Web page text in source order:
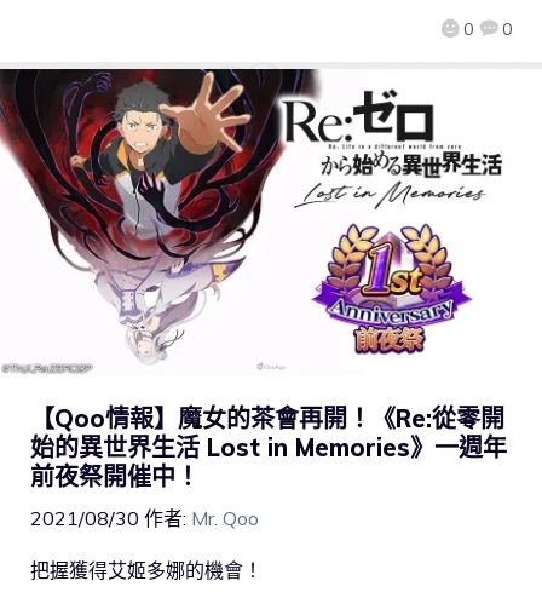
0 0
【Qoo情報】魔女的茶會再開！《Re:從零開
始的異世界生活 Lost in Memories》一週年
前夜祭開催中！
2021/08/30 作者: Mr. Qoo
把握獲得艾姬多娜的機會！